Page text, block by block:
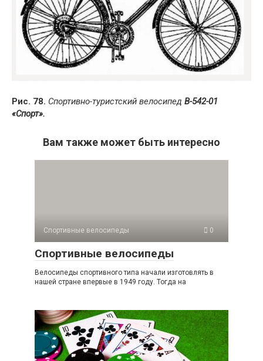
Рис. 78. Спортивно-туристский велосипед В-542-01
«Спорт».
Вам также может быть интересно
Спортивные велосипеды 0
Спортивные велосипеды
Велосипеды спортивного типа начали изготовлять в
нашей стране впервые в 1949 году. Тогда на